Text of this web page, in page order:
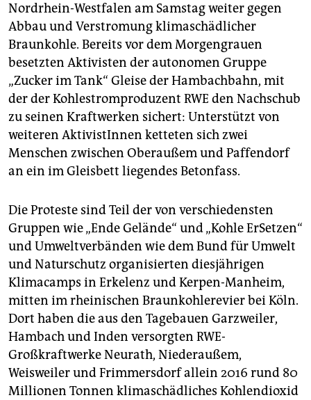
unterstützen
abo
genossenschaft
epaper login
Nordrhein-Westfalen am Samstag weiter gegen
Abbau und Verstromung klimaschädlicher
Braunkohle. Bereits vor dem Morgengrauen
besetzten Aktivisten der autonomen Gruppe
„Zucker im Tank“ Gleise der Hambachbahn, mit
der der Kohlestromproduzent RWE den Nachschub
zu seinen Kraftwerken sichert: Unterstützt von
weiteren AktivistInnen ketteten sich zwei
Menschen zwischen Oberaußem und Paffendorf
an ein im Gleisbett liegendes Betonfass.
Die Proteste sind Teil der von verschiedensten
Gruppen wie „Ende Gelände“ und „Kohle ErSetzen“
und Umweltverbänden wie dem Bund für Umwelt
und Naturschutz organisierten diesjährigen
Klimacamps in Erkelenz und Kerpen-Manheim,
mitten im rheinischen Braunkohlerevier bei Köln.
Dort haben die aus den Tagebauen Garzweiler,
Hambach und Inden versorgten RWE-
Großkraftwerke Neurath, Niederaußem,
Weisweiler und Frimmersdorf allein 2016 rund 80
Millionen Tonnen klimaschädliches Kohlendioxid